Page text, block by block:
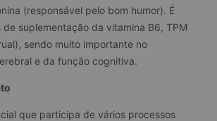
(responsável pelo bom humor). É
suplementação da vitamina B6, TPM
sendo muito importante no
e da função cognitiva.
que participa de vários processos